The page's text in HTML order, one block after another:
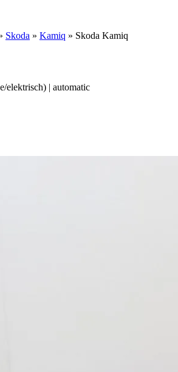
Skoda » Kamiq » Skoda Kamiq
elektrisch) | automatic